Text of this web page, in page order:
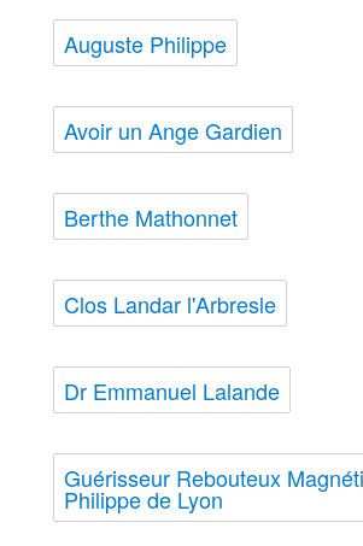
Auguste Philippe
Avoir un Ange Gardien
Berthe Mathonnet
Clos Landar l'Arbresle
Dr Emmanuel Lalande
Guérisseur Rebouteux
Philippe de Lyon